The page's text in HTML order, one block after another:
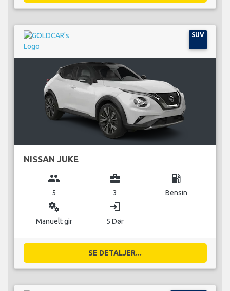
SUV
NISSAN JUKE
group
5
business_center
3
local_gas_station
Bensin
miscellaneous_services
Manuelt gir
login
5 Dør
SE DETALJER...